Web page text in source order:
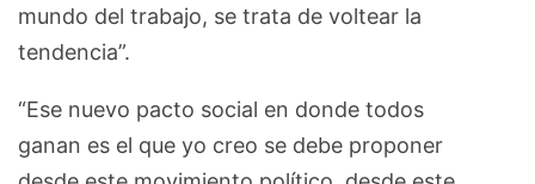
mundo del trabajo, se trata de voltear la
tendencia”.
“Ese nuevo pacto social en donde todos
ganan es el que yo creo se debe proponer